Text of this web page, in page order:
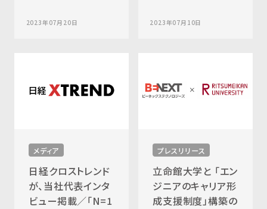
2023年07月20日 2023年07月10日
メディア
日経クロストレンド
が、当社代表インタ
ビュー掲載／「N=1
プレスリリース
立命館大学と 「エン
ジニアのキャリア形
成支援制度」構築の